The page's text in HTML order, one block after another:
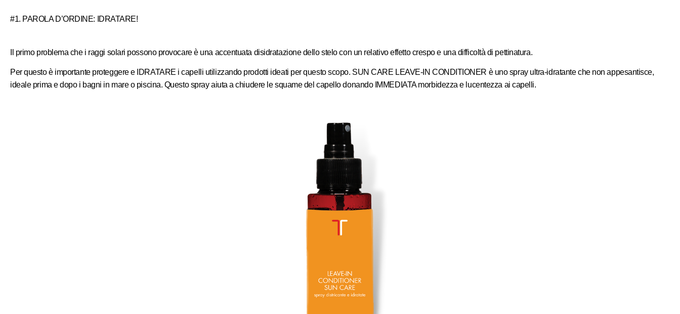
#1. PAROLA D’ORDINE: IDRATARE!
Il primo problema che i raggi solari possono provocare è una accentuata disidratazione dello stelo con un relativo effetto crespo e una difficoltà di pettinatura.
Per questo è importante proteggere e IDRATARE i capelli utilizzando prodotti ideati per questo scopo. SUN CARE LEAVE-IN CONDITIONER è uno spray ultra-idratante che non appesantisce,
ideale prima e dopo i bagni in mare o piscina. Questo spray aiuta a chiudere le squame del capello donando IMMEDIATA morbidezza e lucentezza ai capelli.